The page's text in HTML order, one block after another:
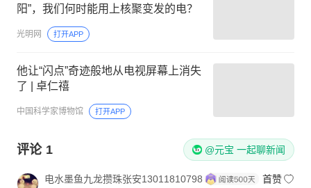
阳”，我们何时能用上核聚变发的电？
光明网 打开APP
他让“闪点”奇迹般地从电视屏幕上消失
了 | 卓仁禧
中国科学家博物馆 打开APP
评论 1 @元宝 一起聊新闻
电水墨鱼九龙攒珠张安13011810798 首赞